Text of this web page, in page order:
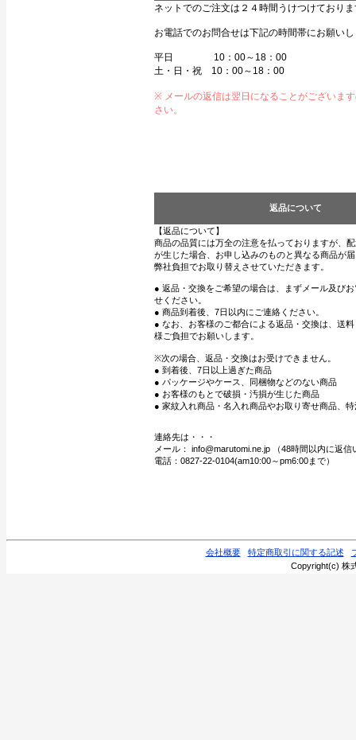
ネットでのご注文は２４時間うけつけており
お電話でのお問合せは下記の時間帯にお願い
平日 10：00～18：00
土・日・祝 10：00～18：00
※ メールの返信は翌日になることがございま
さい。
返品について
【返品について】
商品の品質には万全の注意を払っておりますが、
が生じた場合、お申し込みのものと異なる商品が
弊社負担でお取り替えさせていただきます。
● 返品・交換をご希望の場合は、まずメール及び
せください。
● 商品到着後、7日以内にご連絡ください。
● なお、お客様のご都合による返品・交換は、送
様ご負担でお願いします。
※次の場合、返品・交換はお受けできません。
● 到着後、7日以上過ぎた商品
● パッケージやケース、同梱物などのない商品
● お客様のもとで破損・汚損が生じた商品
● 家紋入れ商品・名入れ商品やお取り寄せ商品、
連絡先は・・・
メール： info@marutomi.ne.jp （48時間以内に返信
電話：0827-22-0104(am10:00～pm6:00まで）
会社概要 特定商取引に関する記述
Copyright(c) 株